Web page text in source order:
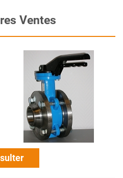
Ventes